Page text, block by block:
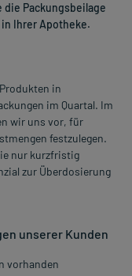
die Packungsbeilage
Ihrer Apotheke.
in
im Quartal. Im
wir uns vor, für
festzulegen.
nur kurzfristig
zur Überdosierung
unserer Kunden
vorhanden